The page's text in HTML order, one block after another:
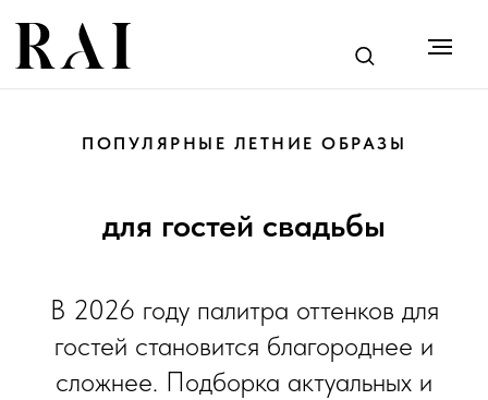
ПОПУЛЯРНЫЕ ЛЕТНИЕ ОБРАЗЫ
для гостей свадьбы
В 2026 году палитра оттенков для
гостей становится благороднее и
сложнее. Подборка актуальных и